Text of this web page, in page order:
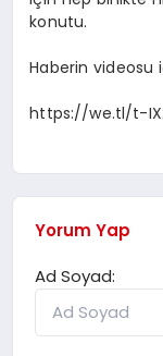
konutu.
Haberin videosu
https://we.tl/t-
Yorum Yap
Ad Soyad: